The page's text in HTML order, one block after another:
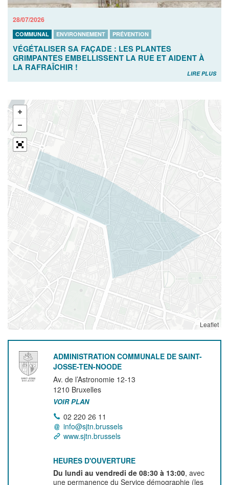
28/07/2026
COMMUNAL ENVIRONNEMENT PRÉVENTION
VÉGÉTALISER SA FAÇADE : LES PLANTES
GRIMPANTES EMBELLISSENT LA RUE ET AIDENT À
LA RAFRAÎCHIR !
LIRE PLUS
Leaflet
ADMINISTRATION COMMUNALE DE SAINT-
JOSSE-TEN-NOODE
Av. de l’Astronomie 12-13
1210 Bruxelles
VOIR PLAN
02 220 26 11
info@sjtn.brussels
www.sjtn.brussels
HEURES D'OUVERTURE
Du lundi au vendredi de 08:30 à 13:00, avec
une permanence du Service démographie (les